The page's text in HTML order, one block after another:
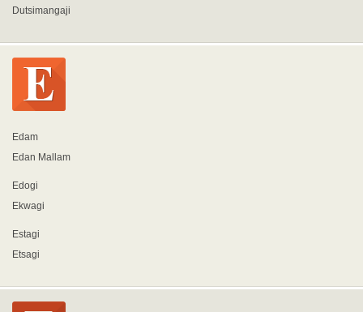
Dutsimangaji
Edam
Edan Mallam
Edogi
Ekwagi
Estagi
Etsagi